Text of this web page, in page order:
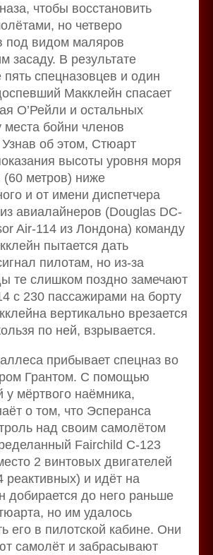
чтобы восстановить
но четверо
под видом маляров
засаду. В результате
пять спецназовцев и один
Макклейн спасает
О’Рейли и остальных
места бойни членов
Узнав об этом, Стюарт
высоты уровня моря
(60 метров) ниже
и от имени диспетчера
авиалайнеров (Douglas DC-
Air-114 из Лондона) команду
пытается дать
пилотам, но из-за
те слишком поздно замечают
с 230 пассажирами на борту
вертикально врезается
по ней, взрывается.
прибывает спецназ во
Грантом. С помощью
у мёртвого наёмника,
о том, что Эсперанса
над своим самолётом
Fairchild C-123
2 винтовых двигателей
реактивных) и идёт на
добирается до него раньше
но им удалось
его в пилотской кабине. Они
самолёт и забрасывают